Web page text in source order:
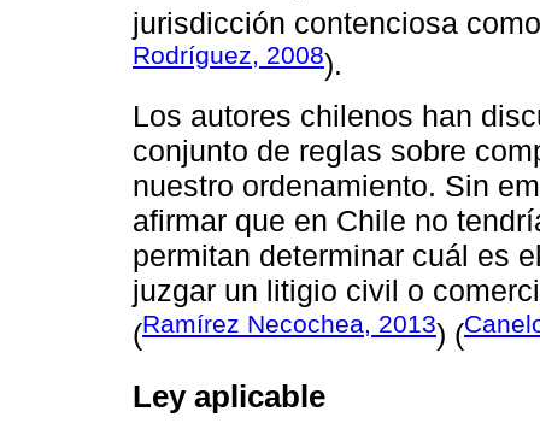
jurisdicción contenciosa
Rodríguez, 2008).
Los autores chilenos han
conjunto de reglas sobre
nuestro ordenamiento. Sin
afirmar que en Chile no
permitan determinar cuál es
juzgar un litigio civil o
(Ramírez Necochea, 2013) (
Ley aplicable